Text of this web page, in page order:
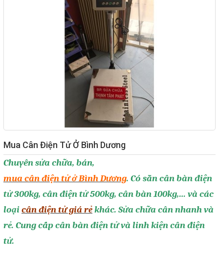
Mua Cân Điện Tử Ở Bình Dương
Chuyên sửa chữa, bán,
mua cân điện tử ở Bình Dương. Có sẵn cân bàn điện
tử 300kg, cân điện tử 500kg, cân bàn 100kg,… và các
loạicân điện tử giá rẻkhác. Sửa chữa cân nhanh và
rẻ. Cung cấp cân bàn điện tử và linh kiện cân điện
tử.
Toàn Xe Nâng
Hệ thống điều khiển giám
sát và thu thập dữ liệu
Giải pháp quản lý bằng mã
Bảng điện tử năng suất
Bảng Led hiển thị nhiệt độ
độ ẩm
Đồng hồ thời gian thực
Máy dò kim loại
Màn hình cảm ứng HMI
PLC - Bộ lập trình PLC
Biến tần
Điện thoại
0909 199 102
COPYRIGHT 2018. ALL RIGHTS RESERVED